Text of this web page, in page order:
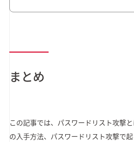
まとめ
この記事では、パスワードリスト攻撃
の入手方法、パスワードリスト攻撃で起